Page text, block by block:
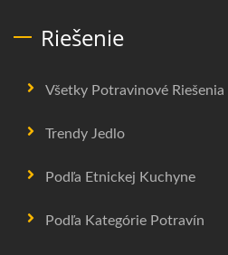
Riešenie
Všetky Potravinové Riešenia
Trendy Jedlo
Podľa Etnickej Kuchyne
Podľa Kategórie Potravín